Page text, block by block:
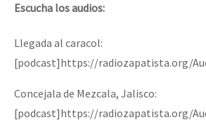
Escucha los audios:
Llegada al caracol:
[podcast]https://radiozapatista.org/
Concejala de Mezcala, Jalisco:
[podcast]https://radiozapatista.org/